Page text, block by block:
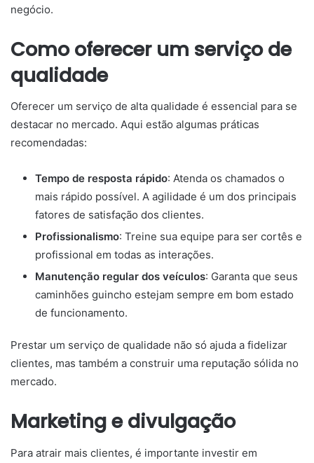
negócio.
Como oferecer um serviço de
qualidade
Oferecer um serviço de alta qualidade é essencial para se
destacar no mercado. Aqui estão algumas práticas
recomendadas:
Tempo de resposta rápido: Atenda os chamados o
mais rápido possível. A agilidade é um dos principais
fatores de satisfação dos clientes.
Profissionalismo: Treine sua equipe para ser cortês e
profissional em todas as interações.
Manutenção regular dos veículos: Garanta que seus
caminhões guincho estejam sempre em bom estado
de funcionamento.
Prestar um serviço de qualidade não só ajuda a fidelizar
clientes, mas também a construir uma reputação sólida no
mercado.
Marketing e divulgação
Para atrair mais clientes, é importante investir em